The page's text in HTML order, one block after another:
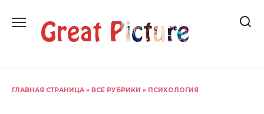
содержанию
ГЛАВНАЯ СТРАНИЦА » ВСЕ РУБРИКИ » ПСИХОЛОГИЯ